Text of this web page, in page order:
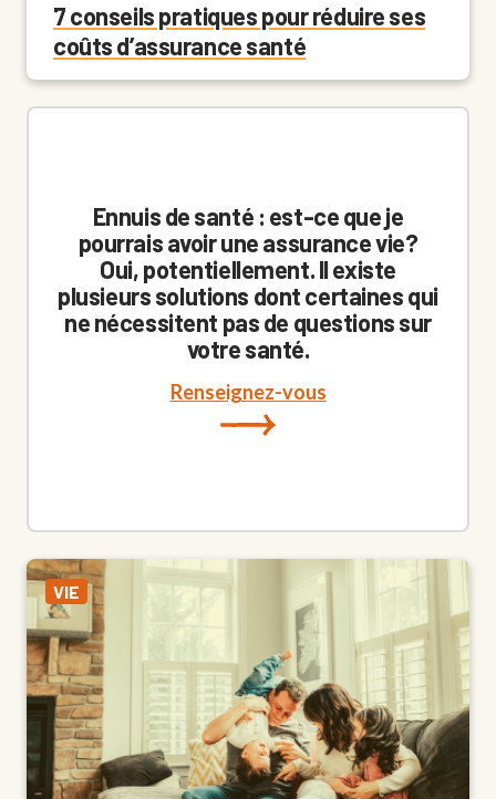
7 conseils pratiques pour réduire ses
coûts d’assurance santé
Ennuis de santé : est-ce que je
pourrais avoir une assurance vie?
Oui, potentiellement. Il existe
plusieurs solutions dont certaines qui
ne nécessitent pas de questions sur
votre santé.
Renseignez-vous
VIE